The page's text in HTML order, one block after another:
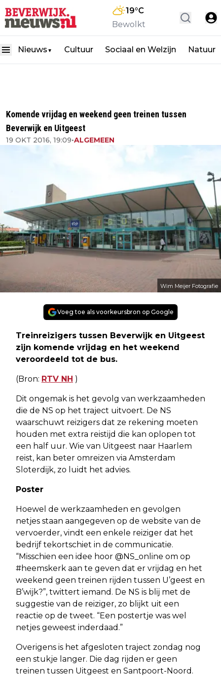
19°C
Bewolkt
Nieuws ▼ Cultuur Sociaal en Welzijn Natuur
Komende vrijdag en weekend geen treinen tussen
Beverwijk en Uitgeest
19 OKT 2016, 19:09•ALGEMEEN
Wim Meijer Fotografie
Voeg toe als voorkeursbron op Google
Treinreizigers tussen Beverwijk en Uitgeest
zijn komende vrijdag en het weekend
veroordeeld tot de bus.
(Bron: RTV NH )
Dit ongemak is het gevolg van werkzaamheden
die de NS op het traject uitvoert. De NS
waarschuwt reizigers dat ze rekening moeten
houden met extra reistijd die kan oplopen tot
een half uur. Wie van Uitgeest naar Haarlem
reist, kan beter omreizen via Amsterdam
Sloterdijk, zo luidt het advies.
Poster
Hoewel de werkzaamheden en gevolgen
netjes staan aangegeven op de website van de
vervoerder, vindt een enkele reiziger dat het
bedrijf tekortschiet in de communicatie.
“Misschien een idee hoor @NS_online om op
#heemskerk aan te geven dat er vrijdag en het
weekend geen treinen rijden tussen U’geest en
B’wijk?”, twittert iemand. De NS is blij met de
suggestie van de reiziger, zo blijkt uit een
reactie op de tweet. “Een postertje was wel
netjes geweest inderdaad.”
Overigens is het afgesloten traject zondag nog
een stukje langer. Die dag rijden er geen
treinen tussen Uitgeest en Santpoort-Noord.